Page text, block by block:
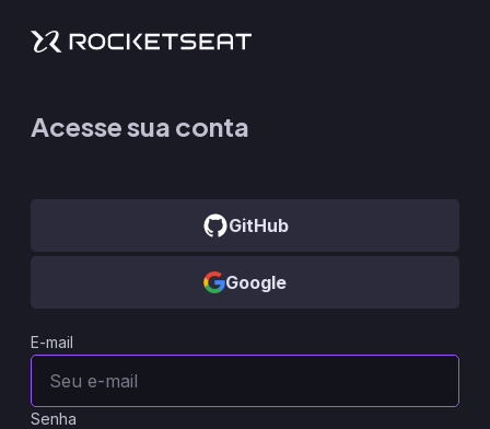
Acesse sua conta
GitHub
Google
E-mail
Senha